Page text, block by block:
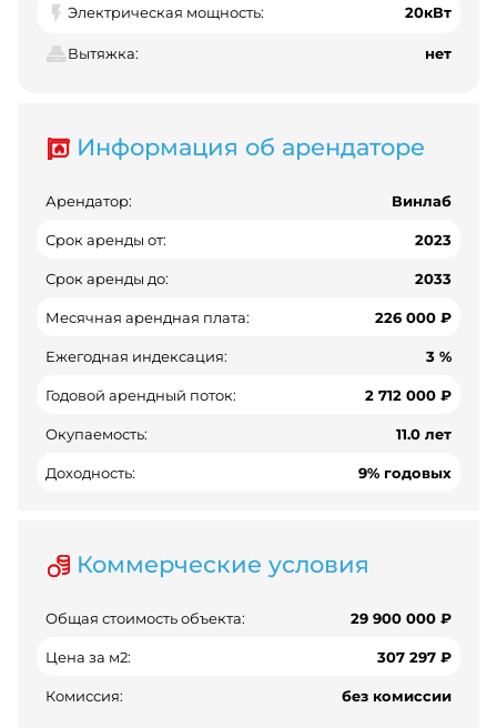
Электрическая мощность: 20кВт
Вытяжка: нет
Информация об арендаторе
Арендатор: Винлаб
Срок аренды от: 2023
Срок аренды до: 2033
Месячная арендная плата: 226 000 ₽
Ежегодная индексация: 3 %
Годовой арендный поток: 2 712 000 ₽
Окупаемость: 11.0 лет
Доходность: 9% годовых
Коммерческие условия
Общая стоимость объекта: 29 900 000 ₽
Цена за м2: 307 297 ₽
Комиссия: без комиссии